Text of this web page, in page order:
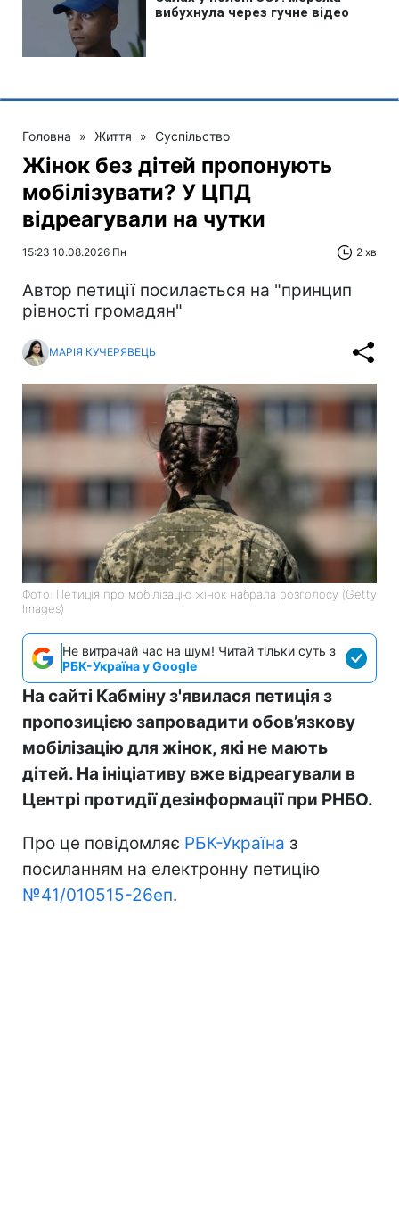
Головна » Життя » Суспільство
Жінок без дітей пропонують
мобілізувати? У ЦПД
відреагували на чутки
15:23 10.08.2026 Пн 2 хв
Автор петиції посилається на "принцип
рівності громадян"
МАРІЯ КУЧЕРЯВЕЦЬ
Фото: Петиція про мобілізацію жінок набрала розголосу (Getty
Images)
Не витрачай час на шум! Читай тільки суть з
РБК-Україна у Google
На сайті Кабміну з'явилася петиція з
пропозицією запровадити обов’язкову
мобілізацію для жінок, які не мають
дітей. На ініціативу вже відреагували в
Центрі протидії дезінформації при РНБО.
Про це повідомляє РБК-Україна з
посиланням на електронну петицію
№41/010515-26еп.